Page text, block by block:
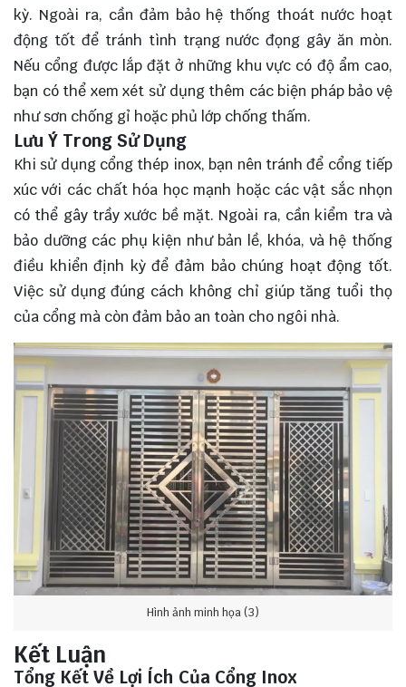
kỳ. Ngoài ra, cần đảm bảo hệ thống thoát nước hoạt
động tốt để tránh tình trạng nước đọng gây ăn mòn.
Nếu cổng được lắp đặt ở những khu vực có độ ẩm cao,
bạn có thể xem xét sử dụng thêm các biện pháp bảo vệ
như sơn chống gỉ hoặc phủ lớp chống thấm.
Lưu Ý Trong Sử Dụng
Khi sử dụng cổng thép inox, bạn nên tránh để cổng tiếp
xúc với các chất hóa học mạnh hoặc các vật sắc nhọn
có thể gây trầy xước bề mặt. Ngoài ra, cần kiểm tra và
bảo dưỡng các phụ kiện như bản lề, khóa, và hệ thống
điều khiển định kỳ để đảm bảo chúng hoạt động tốt.
Việc sử dụng đúng cách không chỉ giúp tăng tuổi thọ
của cổng mà còn đảm bảo an toàn cho ngôi nhà.
Hình ảnh minh họa (3)
Kết Luận
Tổng Kết Về Lợi Ích Của Cổng Inox